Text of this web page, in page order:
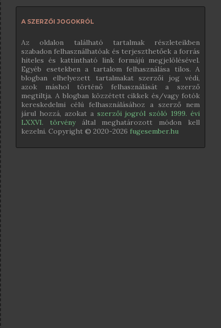
A SZERZŐI JOGOKRÓL
Az oldalon található tartalmak részleteikben
szabadon felhasználhatóak és terjeszthetőek a forrás
hiteles és kattintható link formájú megjelölésével.
Egyéb esetekben a tartalom felhasználása tilos. A
blogban elhelyezett tartalmakat szerzői jog védi,
azok máshol történő felhasználását a szerző
megtiltja. A blogban közzétett cikkek és/vagy fotók
kereskedelmi célú felhasználásához a szerző nem
járul hozzá, azokat a szerzői jogról szóló 1999. évi
LXXVI. törvényáltal meghatározott módon kell
kezelni. Copyright © 2020-2026 fugesember.hu